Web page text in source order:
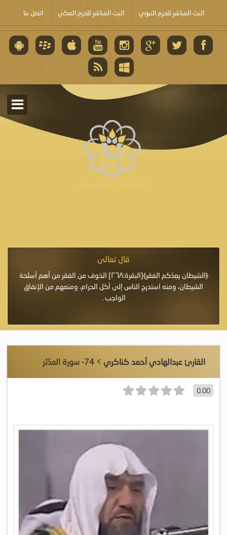
البث المباشر للحرم النبوي البث المباشر للحرم المكي اتصل بنا
قال تعالى
﴿الشيطان يعِدُكم الفقر﴾[البقرة:٢٦٨] الخوف من الفقر من أهم أسلحة
الشيطان، ومنه استدرج الناس إلى أكل الحرام، ومنعهم من الإنفاق
الواجب .
القارئ عبدالهادي أحمد كناكري > 74- سورة المدّثر
0.00